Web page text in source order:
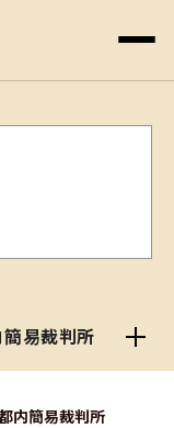
易裁判所
内簡易裁判所